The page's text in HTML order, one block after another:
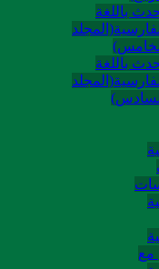
باللغة
باللغة
مع